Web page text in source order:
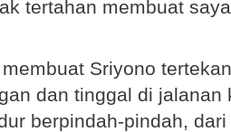
tertahan membuat
Sriyono
dan tinggal di jalanan
berpindah-pindah,